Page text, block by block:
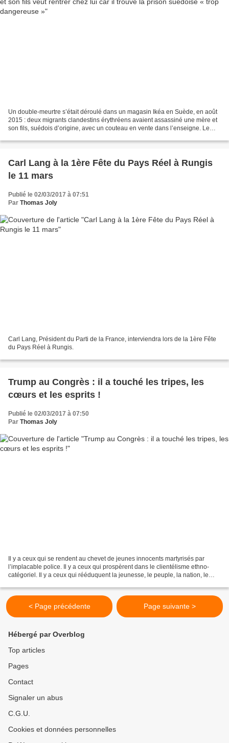
Un double-meurtre s’était déroulé dans un magasin Ikéa en Suède, en août
2015 : deux migrants clandestins érythréens avaient assassiné une mère et
son fils, suédois d’origine, avec un couteau en vente dans l’enseigne. Le
Carl Lang à la 1ère Fête du Pays Réel à Rungis
le 11 mars
Publié le 02/03/2017 à 07:51
Par Thomas Joly
Carl Lang, Président du Parti de la France, interviendra lors de la 1ère Fête
du Pays Réel à Rungis.
Trump au Congrès : il a touché les tripes, les
cœurs et les esprits !
Publié le 02/03/2017 à 07:50
Par Thomas Joly
Il y a ceux qui se rendent au chevet de jeunes innocents martyrisés par
l’implacable police. Il y a ceux qui prospèrent dans le clientélisme ethno-
catégoriel. Il y a ceux qui rééduquent la jeunesse, le peuple, la nation, le
< Page précédente Page suivante >
Hébergé par Overblog
Top articles
Pages
Contact
Signaler un abus
C.G.U.
Cookies et données personnelles